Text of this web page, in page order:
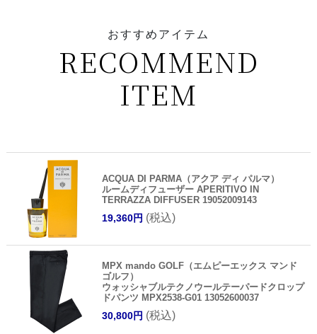
おすすめアイテム
RECOMMEND
ITEM
ACQUA DI PARMA（アクア ディ パルマ）
ルームディフューザー APERITIVO IN
TERRAZZA DIFFUSER 19052009143
19,360円 (税込)
MPX mando GOLF（エムピーエックス マンド
ゴルフ）
ウォッシャブルテクノウールテーパードクロップ
ドパンツ MPX2538-G01 13052600037
30,800円 (税込)